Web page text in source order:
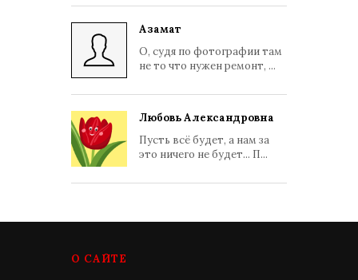
Азамат
О, судя по фотографии там
не то что нужен ремонт, ...
Любовь Александровна
Пусть всё будет, а нам за
это ничего не будет... П...
О САЙТЕ